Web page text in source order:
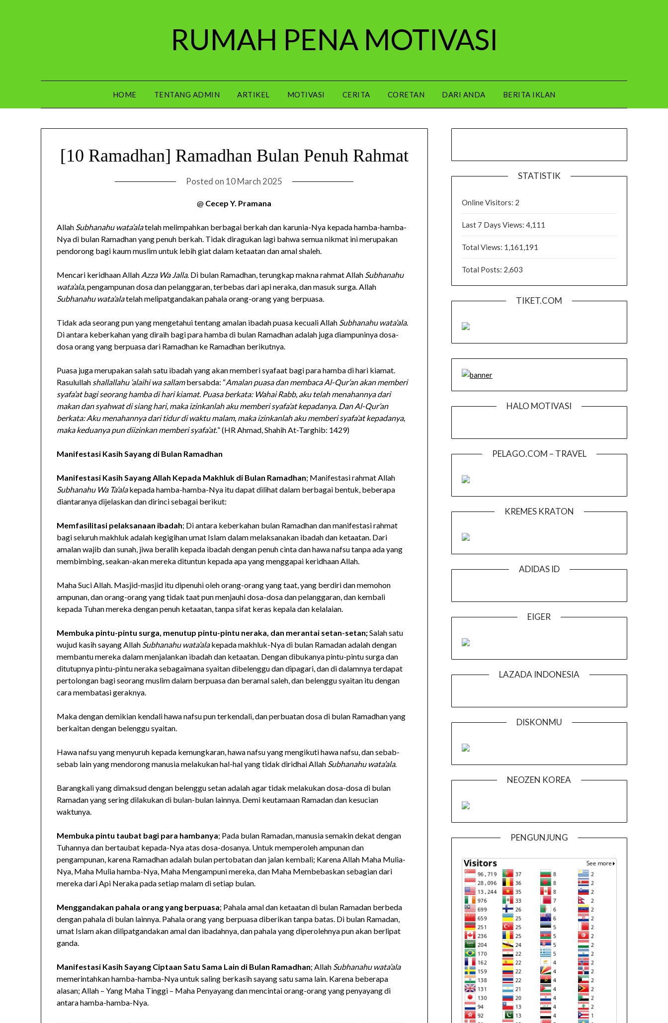
RUMAH PENA MOTIVASI
HOME TENTANG ADMIN ARTIKEL MOTIVASI CERITA CORETAN DARI ANDA BERITA IKLAN
[10 Ramadhan] Ramadhan Bulan Penuh Rahmat
Posted on 10 March 2025
@ Cecep Y. Pramana
Allah Subhanahu wata’alatelah melimpahkan berbagai berkah dan karunia-Nya kepada hamba-hamba-
Nya di bulan Ramadhan yang penuh berkah. Tidak diragukan lagi bahwa semua nikmat ini merupakan
pendorong bagi kaum muslim untuk lebih giat dalam ketaatan dan amal shaleh.
Mencari keridhaan Allah Azza Wa Jalla. Di bulan Ramadhan, terungkap makna rahmat Allah Subhanahu
wata’ala, pengampunan dosa dan pelanggaran, terbebas dari api neraka, dan masuk surga. Allah
Subhanahu wata’alatelah melipatgandakan pahala orang-orang yang berpuasa.
Tidak ada seorang pun yang mengetahui tentang amalan ibadah puasa kecuali Allah Subhanahu wata’ala.
Di antara keberkahan yang diraih bagi para hamba di bulan Ramadhan adalah juga diampuninya dosa-
dosa orang yang berpuasa dari Ramadhan ke Ramadhan berikutnya.
Puasa juga merupakan salah satu ibadah yang akan memberi syafaat bagi para hamba di hari kiamat.
Rasulullah shallallahu ‘alaihi wa sallambersabda: “Amalan puasa dan membaca Al-Qur’an akan memberi
syafa’at bagi seorang hamba di hari kiamat. Puasa berkata: Wahai Rabb, aku telah menahannya dari
makan dan syahwat di siang hari, maka izinkanlah aku memberi syafa’at kepadanya. Dan Al-Qur’an
berkata: Aku menahannya dari tidur di waktu malam, maka izinkanlah aku memberi syafa’at kepadanya,
maka keduanya pun diizinkan memberi syafa’at.” (HR Ahmad, Shahih At-Targhib: 1429)
Manifestasi Kasih Sayang di Bulan Ramadhan
Manifestasi Kasih Sayang Allah Kepada Makhluk di Bulan Ramadhan; Manifestasi rahmat Allah
Subhanahu Wa Ta’alakepada hamba-hamba-Nya itu dapat dilihat dalam berbagai bentuk, beberapa
diantaranya dijelaskan dan dirinci sebagai berikut:
Memfasilitasi pelaksanaan ibadah; Di antara keberkahan bulan Ramadhan dan manifestasi rahmat
bagi seluruh makhluk adalah kegigihan umat Islam dalam melaksanakan ibadah dan ketaatan. Dari
amalan wajib dan sunah, jiwa beralih kepada ibadah dengan penuh cinta dan hawa nafsu tanpa ada yang
membimbing, seakan-akan mereka dituntun kepada apa yang menggapai keridhaan Allah.
Maha Suci Allah. Masjid-masjid itu dipenuhi oleh orang-orang yang taat, yang berdiri dan memohon
ampunan, dan orang-orang yang tidak taat pun menjauhi dosa-dosa dan pelanggaran, dan kembali
kepada Tuhan mereka dengan penuh ketaatan, tanpa sifat keras kepala dan kelalaian.
Membuka pintu-pintu surga, menutup pintu-pintu neraka, dan merantai setan-setan;Salah satu
wujud kasih sayang Allah Subhanahu wata’alakepada makhluk-Nya di bulan Ramadan adalah dengan
membantu mereka dalam menjalankan ibadah dan ketaatan. Dengan dibukanya pintu-pintu surga dan
ditutupnya pintu-pintu neraka sebagaimana syaitan dibelenggu dan dipagari, dan di dalamnya terdapat
pertolongan bagi seorang muslim dalam berpuasa dan beramal saleh, dan belenggu syaitan itu dengan
cara membatasi geraknya.
Maka dengan demikian kendali hawa nafsu pun terkendali, dan perbuatan dosa di bulan Ramadhan yang
berkaitan dengan belenggu syaitan.
Hawa nafsu yang menyuruh kepada kemungkaran, hawa nafsu yang mengikuti hawa nafsu, dan sebab-
sebab lain yang mendorong manusia melakukan hal-hal yang tidak diridhai Allah Subhanahu wata’ala.
Barangkali yang dimaksud dengan belenggu setan adalah agar tidak melakukan dosa-dosa di bulan
Ramadan yang sering dilakukan di bulan-bulan lainnya. Demi keutamaan Ramadan dan kesucian
waktunya.
Membuka pintu taubat bagi para hambanya; Pada bulan Ramadan, manusia semakin dekat dengan
Tuhannya dan bertaubat kepada-Nya atas dosa-dosanya. Untuk memperoleh ampunan dan
pengampunan, karena Ramadhan adalah bulan pertobatan dan jalan kembali; Karena Allah Maha Mulia-
Nya, Maha Mulia hamba-Nya, Maha Mengampuni mereka, dan Maha Membebaskan sebagian dari
mereka dari Api Neraka pada setiap malam di setiap bulan.
Menggandakan pahala orang yang berpuasa; Pahala amal dan ketaatan di bulan Ramadan berbeda
dengan pahala di bulan lainnya. Pahala orang yang berpuasa diberikan tanpa batas. Di bulan Ramadan,
umat Islam akan dilipatgandakan amal dan ibadahnya, dan pahala yang diperolehnya pun akan berlipat
ganda.
Manifestasi Kasih Sayang Ciptaan Satu Sama Lain di Bulan Ramadhan; Allah Subhanahu wata’ala
memerintahkan hamba-hamba-Nya untuk saling berkasih sayang satu sama lain. Karena beberapa
alasan; Allah – Yang Maha Tinggi – Maha Penyayang dan mencintai orang-orang yang penyayang di
antara hamba-hamba-Nya.
STATISTIK
Online Visitors: 2
Last 7 Days Views: 4,111
Total Views: 1,161,191
Total Posts: 2,603
TIKET.COM
HALO MOTIVASI
PELAGO.COM – TRAVEL
KREMES KRATON
ADIDAS ID
EIGER
LAZADA INDONESIA
DISKONMU
NEOZEN KOREA
PENGUNJUNG